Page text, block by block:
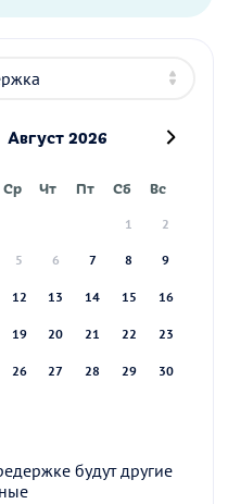
Август 2026
Ср Чт Пт Сб Вс
1 2
5 6 7 8 9
12 13 14 15 16
19 20 21 22 23
26 27 28 29 30
будут другие